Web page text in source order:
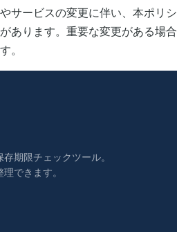
サービスの変更に伴い、本ポリシ
あります。重要な変更がある場合
。
期限チェックツール。
できます。